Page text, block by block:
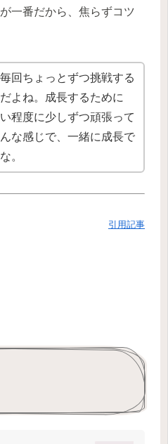
一番だから、焦らずコツ
回ちょっとずつ挑戦する
よね。成長するために
程度に少しずつ頑張って
な感じで、一緒に成長で
。
引用記事